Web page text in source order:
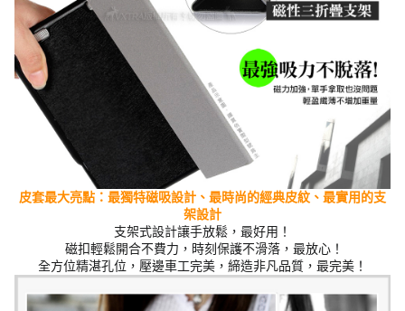
皮套最大亮點：最獨特磁吸設計、最時尚的經典皮紋 、最實用的支
架設計
支架式設計讓手放鬆，最好用！
磁扣輕鬆開合不費力，時刻保護不滑落，最放心！
全方位精湛孔位，壓邊車工完美，締造非凡品質，最完美！